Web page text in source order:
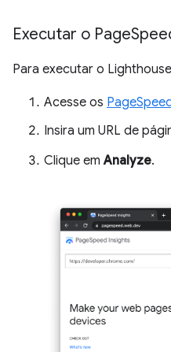
Executar o Page
Para executar o
Acesse os
Insira um URL de
Clique emAnalyze.